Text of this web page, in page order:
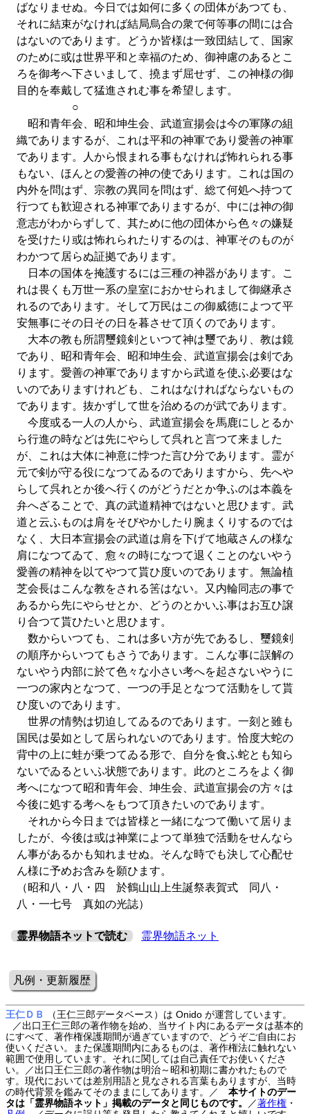
ばなりませぬ。今日では如何に多くの団体があつても、
それに結束がなければ結局烏合の衆で何等事の間には合
はないのであります。どうか皆様は一致団結して、国家
のために或は世界平和と幸福のため、御神慮のあるとこ
ろを御考へ下さいまして、撓まず屈せず、この神様の御
目的を奉戴して猛進されむ事を希望します。
○
昭和青年会、昭和坤生会、武道宣揚会は今の軍隊の組
織でありまするが、これは平和の神軍であり愛善の神軍
であります。人から恨まれる事もなければ怖れられる事
もない、ほんとの愛善の神の使であります。これは国の
内外を問はず、宗教の異同を問はず、総て何処へ持つて
行つても歓迎される神軍でありまするが、中には神の御
意志がわからずして、其ために他の団体から色々の嫌疑
を受けたり或は怖れられたりするのは、神軍そのものが
わかつて居らぬ証拠であります。
日本の国体を掩護するには三種の神器があります。こ
れは畏くも万世一系の皇室におかせられまして御継承さ
れるのであります。そして万民はこの御威徳によつて平
安無事にその日その日を暮させて頂くのであります。
大本の教も所謂璽鏡剣といつて神は璽であり、教は鏡
であり、昭和青年会、昭和坤生会、武道宣揚会は剣であ
ります。愛善の神軍でありますから武道を使ふ必要はな
いのでありますけれども、これはなければならないもの
であります。抜かずして世を治めるのが武であります。
今度或る一人の人から、武道宣揚会を馬鹿にしとるか
ら行進の時などは先にやらして呉れと言つて来ました
が、これは大体に神意に悖つた言ひ分であります。霊が
元で剣が守る役になつてゐるのでありますから、先へや
らして呉れとか後へ行くのがどうだとか争ふのは本義を
弁へざることで、真の武道精神ではないと思ひます。武
道と云ふものは肩をそびやかしたり腕まくりするのでは
なく、大日本宣揚会の武道は肩を下げて地蔵さんの様な
肩になつてゐて、愈々の時になつて退くことのないやう
愛善の精神を以てやつて貰ひ度いのであります。無論植
芝会長はこんな教をされる筈はない。又内輪同志の事で
あるから先にやらせとか、どうのとかいふ事はお互ひ譲
り合つて貰ひたいと思ひます。
数からいつても、これは多い方が先であるし、璽鏡剣
の順序からいつてもさうであります。こんな事に誤解の
ないやう内部に於て色々な小さい考へを起さないやうに
一つの家内となつて、一つの手足となつて活動をして貰
ひ度いのであります。
世界の情勢は切迫してゐるのであります。一刻と雖も
国民は晏如として居られないのであります。恰度大蛇の
背中の上に蛙が乗つてゐる形で、自分を食ふ蛇とも知ら
ないでゐるといふ状態であります。此のところをよく御
考へになつて昭和青年会、坤生会、武道宣揚会の方々は
今後に処する考へをもつて頂きたいのであります。
それから今日までは皆様と一緒になつて働いて居りま
したが、今後は或は神業によつて単独で活動をせんなら
ん事があるかも知れませぬ。そんな時でも決して心配せ
ん様に予めお含みを願ひます。
（昭和八・八・四 於鶴山山上生誕祭表賀式 同八・
八・一七号 真如の光誌）
霊界物語ネットで読む 霊界物語ネット
凡例・更新履歴
王仁ＤＢ
（王仁三郎データベース）は Onido が運営しています。
／出口王仁三郎の著作物を始め、当サイト内にあるデータは基本的
にすべて、著作権保護期間が過ぎていますので、どうぞご自由にお
使いください。また保護期間内にあるものは、著作権法に触れない
範囲で使用しています。それに関しては自己責任でお使いくださ
い。／出口王仁三郎の著作物は明治～昭和初期に書かれたもので
す。現代においては差別用語と見なされる言葉もありますが、当時
の時代背景を鑑みてそのままにしてあります。／ 本サイトのデー
タは「霊界物語ネット」掲載のデータと同じものです。
／著作権 ・